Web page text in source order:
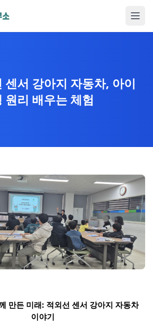
센서 강아지 자동차, 아이
원리 배우는 체험
만든 미래: 적외선 센서 강아지 자동차
이야기